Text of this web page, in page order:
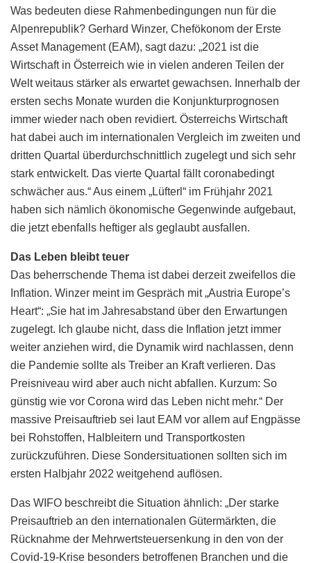
Was bedeuten diese Rahmenbedingungen nun für die
Alpenrepublik? Gerhard Winzer, Chefökonom der Erste
Asset Management (EAM), sagt dazu: „2021 ist die
Wirtschaft in Österreich wie in vielen anderen Teilen der
Welt weitaus stärker als erwartet gewachsen. Innerhalb der
ersten sechs Monate wurden die Konjunkturprognosen
immer wieder nach oben revidiert. Österreichs Wirtschaft
hat dabei auch im internationalen Vergleich im zweiten und
dritten Quartal überdurchschnittlich zugelegt und sich sehr
stark entwickelt. Das vierte Quartal fällt coronabedingt
schwächer aus.“ Aus einem „Lüfterl“ im Frühjahr 2021
haben sich nämlich ökonomische Gegenwinde aufgebaut,
die jetzt ebenfalls heftiger als geglaubt ausfallen.
Das Leben bleibt teuer
Das beherrschende Thema ist dabei derzeit zweifellos die
Inflation. Winzer meint im Gespräch mit „Austria Europe’s
Heart“: „Sie hat im Jahresabstand über den Erwartungen
zugelegt. Ich glaube nicht, dass die Inflation jetzt immer
weiter anziehen wird, die Dynamik wird nachlassen, denn
die Pandemie sollte als Treiber an Kraft verlieren. Das
Preisniveau wird aber auch nicht abfallen. Kurzum: So
günstig wie vor Corona wird das Leben nicht mehr.“ Der
massive Preisauftrieb sei laut EAM vor allem auf Engpässe
bei Rohstoffen, Halbleitern und Transportkosten
zurückzuführen. Diese Sondersituationen sollten sich im
ersten Halbjahr 2022 weitgehend auflösen.
Das WIFO beschreibt die Situation ähnlich: „Der starke
Preisauftrieb an den internationalen Gütermärkten, die
Rücknahme der Mehrwertsteuersenkung in den von der
Covid-19-Krise besonders betroffenen Branchen und die